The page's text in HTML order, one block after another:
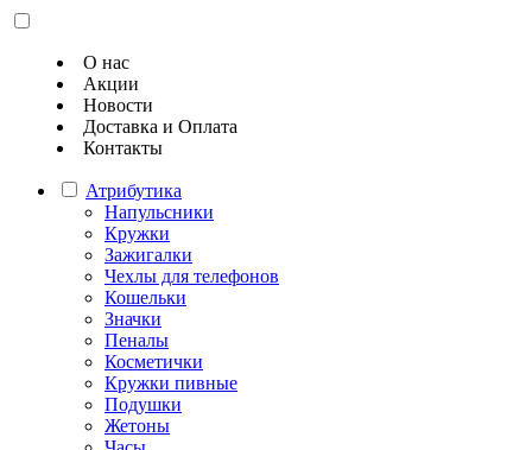
О нас
Акции
Новости
Доставка и Оплата
Контакты
Атрибутика
Напульсники
Кружки
Зажигалки
Чехлы для телефонов
Кошельки
Значки
Пеналы
Косметички
Кружки пивные
Подушки
Жетоны